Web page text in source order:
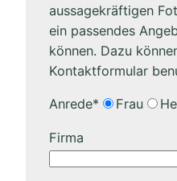
aussagekräftigen
ein passendes
können. Dazu
Kontaktformular
Anrede* Frau
Firma